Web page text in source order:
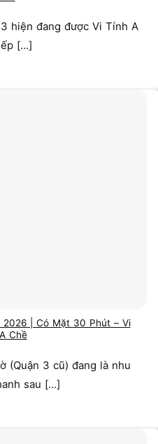
hiện đang được Vi Tính A
[...]
2026 | Có Mặt 30 Phút – Vi
Chề
(Quận 3 cũ) đang là nhu
sau [...]